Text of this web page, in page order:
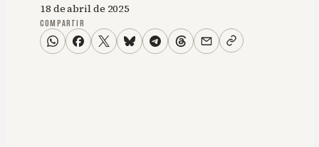
18 de abril de 2025
COMPARTIR